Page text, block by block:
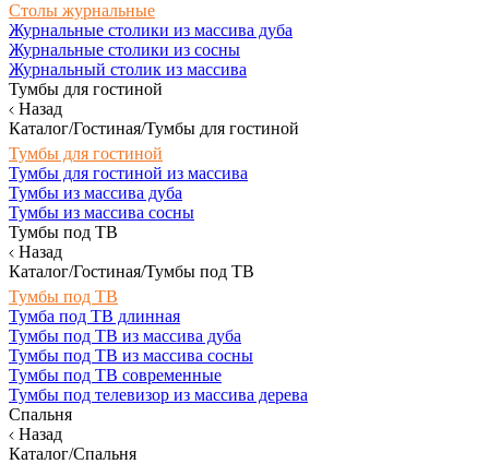
Столы журнальные
Журнальные столики из массива дуба
Журнальные столики из сосны
Журнальный столик из массива
Тумбы для гостиной
Назад
Каталог/Гостиная/Тумбы для гостиной
Тумбы для гостиной
Тумбы для гостиной из массива
Тумбы из массива дуба
Тумбы из массива сосны
Тумбы под ТВ
Назад
Каталог/Гостиная/Тумбы под ТВ
Тумбы под ТВ
Тумба под ТВ длинная
Тумбы под ТВ из массива дуба
Тумбы под ТВ из массива сосны
Тумбы под ТВ современные
Тумбы под телевизор из массива дерева
Спальня
Назад
Каталог/Спальня